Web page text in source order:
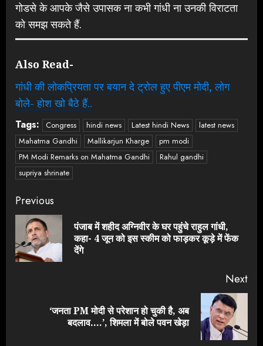
गोडसे के आपके जैसे उपासक ना कभी गांधी ना उनकी विराटता
को समझ सकते हैं.
Also Read-
गांधी की लोकप्रियता पर बयान दे ट्रोल हुए पीएम मोदी, लोग
बोले- होश खो बैठे हैं..
Tags: Congress hindi news Latest hindi News
latest news
Mahatma Gandhi
Mallikarjun Kharge
pm modi
PM Modi Remarks on Mahatma Gandhi
Rahul gandhi
supriya shrinate
Continue
Reading
Previous
पंजाब में शहीद अग्निवीर के घर पहुंचे राहुल गांधी,
कहा- 4 जून को इस स्कीम को फाड़कर कूड़े में फेंक
देंगे
Next
‘जनता PM मोदी से परेशान हो चुकी है, अब
बदलाव….’, शिमला में बोले पवन खेड़ा